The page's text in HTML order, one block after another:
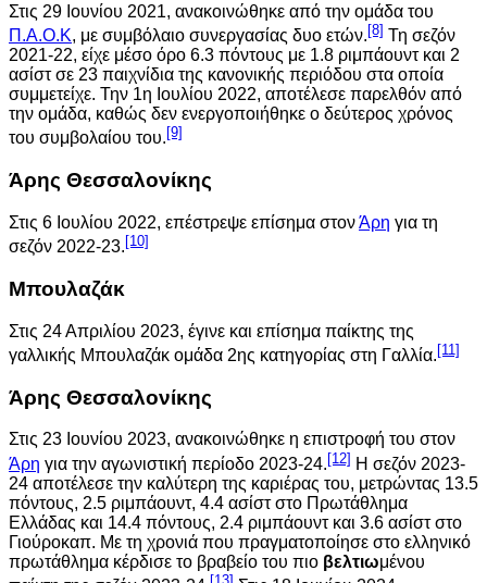
Στις 29 Ιουνίου 2021, ανακοινώθηκε από την ομάδα του
Π.Α.Ο.Κ, με συμβόλαιο συνεργασίας δυο ετών. [8] Τη σεζόν
2021-22, είχε μέσο όρο 6.3 πόντους με 1.8 ριμπάουντ και 2
ασίστ σε 23 παιχνίδια της κανονικής περιόδου στα οποία
συμμετείχε. Την 1η Ιουλίου 2022, αποτέλεσε παρελθόν από
την ομάδα, καθώς δεν ενεργοποιήθηκε ο δεύτερος χρόνος
του συμβολαίου του. [9]
Άρης Θεσσαλονίκης
Στις 6 Ιουλίου 2022, επέστρεψε επίσημα στονΆρη για τη
σεζόν 2022-23. [10]
Μπουλαζάκ
Στις 24 Απριλίου 2023, έγινε και επίσημα παίκτης της
γαλλικής Μπουλαζάκ ομάδα 2ης κατηγορίας στη Γαλλία.[11]
Άρης Θεσσαλονίκης
Στις 23 Ιουνίου 2023, ανακοινώθηκε η επιστροφή του στον
Άρη για την αγωνιστική περίοδο 2023-24.[12] Η σεζόν 2023-
24 αποτέλεσε την καλύτερη της καριέρας του, μετρώντας 13.5
πόντους, 2.5 ριμπάουντ, 4.4 ασίστ στο Πρωτάθλημα
Ελλάδας και 14.4 πόντους, 2.4 ριμπάουντ και 3.6 ασίστ στο
Γιούροκαπ. Με τη χρονιά που πραγματοποίησε στο ελληνικό
πρωτάθλημα κέρδισε το βραβείο του πιο βελτιωμένου